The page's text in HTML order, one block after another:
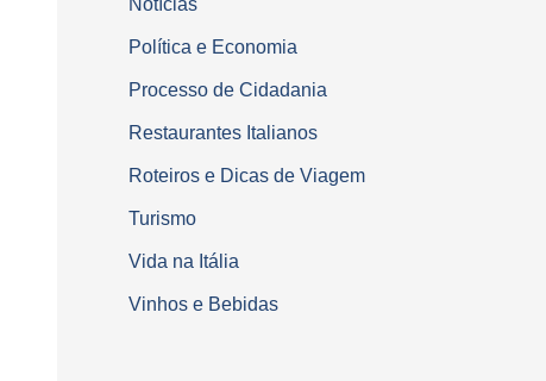
Notícias
Política e Economia
Processo de Cidadania
Restaurantes Italianos
Roteiros e Dicas de Viagem
Turismo
Vida na Itália
Vinhos e Bebidas